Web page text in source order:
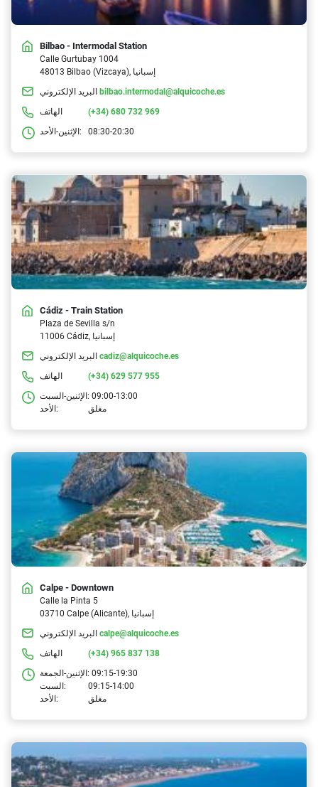
Bilbao - Intermodal Station
Calle Gurtubay 1004
48013 Bilbao (Vizcaya), إسبانيا
البريد الإلكتروني
bilbao.intermodal@alquicoche.es
الهاتف
(+34) 680 732 969
الإثنين-الأحد:
08:30-20:30
Cádiz - Train Station
Plaza de Sevilla s/n
11006 Cádiz, إسبانيا
البريد الإلكتروني cadiz@alquicoche.es
الهاتف
(+34) 629 577 955
الإثنين-السبت: 09:00-13:00
الأحد:
مغلق
Calpe - Downtown
Calle la Pinta 5
03710 Calpe (Alicante), إسبانيا
البريد الإلكتروني calpe@alquicoche.es
الهاتف
(+34) 965 837 138
الإثنين-الجمعة: 09:15-19:30
السبت:
09:15-14:00
الأحد:
مغلق